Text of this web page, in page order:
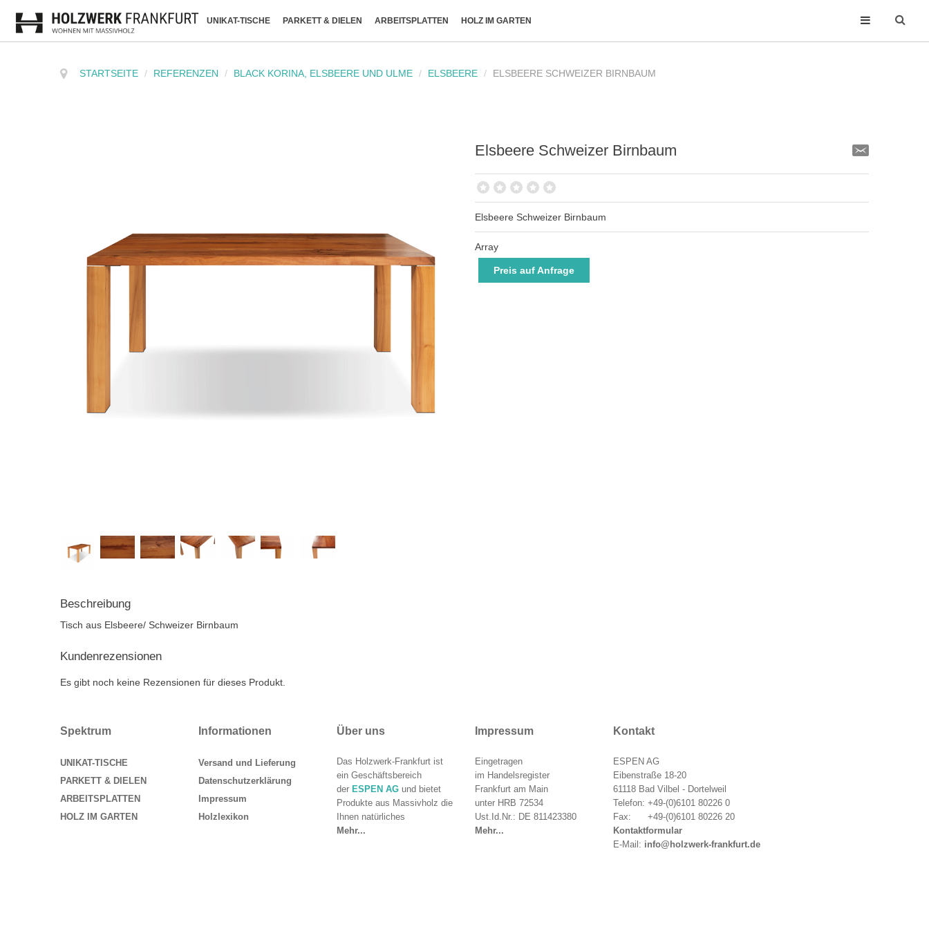
UNIKAT-TISCHE PARKETT & DIELEN ARBEITSPLATTEN HOLZ IM GARTEN
STARTSEITE / REFERENZEN / BLACK KORINA, ELSBEERE UND ULME / ELSBEERE / ELSBEERE SCHWEIZER BIRNBAUM
Elsbeere Schweizer Birnbaum
Elsbeere Schweizer Birnbaum
Array
Preis auf Anfrage
Beschreibung
Tisch aus Elsbeere/ Schweizer Birnbaum
Kundenrezensionen
Es gibt noch keine Rezensionen für dieses Produkt.
Spektrum
UNIKAT-TISCHE
PARKETT & DIELEN
ARBEITSPLATTEN
HOLZ IM GARTEN
Informationen
Versand und Lieferung
Datenschutzerklärung
Impressum
Holzlexikon
Über uns
Das Holzwerk-Frankfurt ist
ein Geschäftsbereich
der ESPEN AG und bietet
Produkte aus Massivholz die
Ihnen natürliches
Mehr...
Impressum
Eingetragen
im Handelsregister
Frankfurt am Main
unter HRB 72534
Ust.Id.Nr.: DE 811423380
Mehr...
Kontakt
ESPEN AG
Eibenstraße 18-20
61118 Bad Vilbel - Dortelweil
Telefon: +49-(0)6101 80226 0
Fax: +49-(0)6101 80226 20
Kontaktformular
E-Mail: info@holzwerk-frankfurt.de